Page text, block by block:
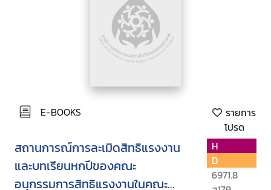
E-BOOKS
รายการ
โปรด
สถานการณ์การละเมิดสิทธิแรงงาน
และบทเรียนหกปีของคณะ
อนุกรรมการสิทธิแรงงานในคณะ
H
D
6971.8